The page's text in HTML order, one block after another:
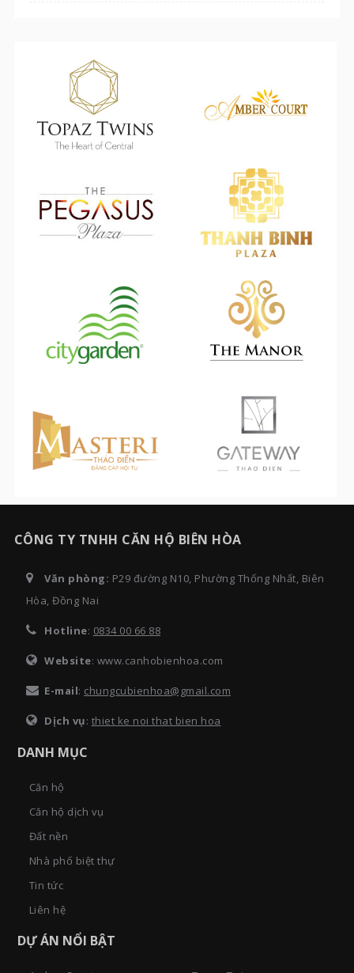
CÔNG TY TNHH CĂN HỘ BIÊN HÒA
Văn phòng: P29 đường N10, Phường Thống Nhất, Biên
Hòa, Đồng Nai
Hotline: 0834 00 66 88
Website: www.canhobienhoa.com
E-mail: chungcubienhoa@gmail.com
Dịch vụ: thiet ke noi that bien hoa
DANH MỤC
Căn hộ
Căn hộ dịch vụ
Đất nền
Nhà phố biệt thự
Tin tức
Liên hệ
DỰ ÁN NỔI BẬT